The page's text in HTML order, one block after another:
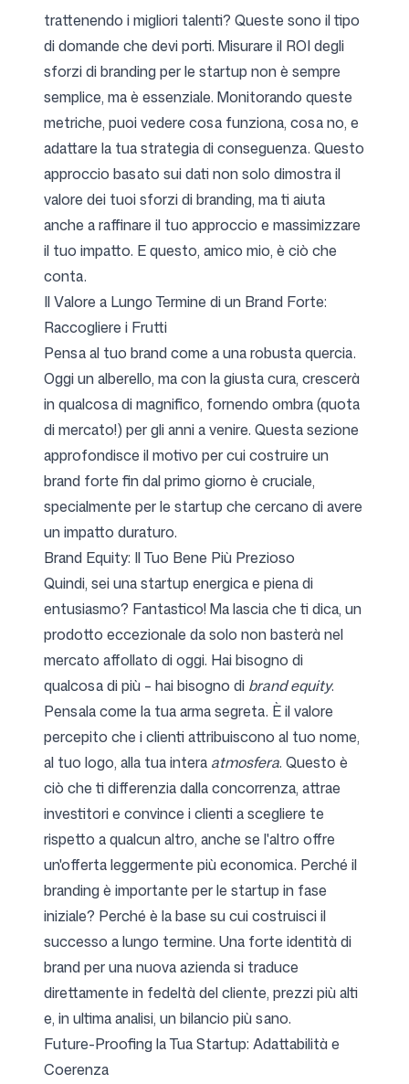
trattenendo i migliori talenti? Queste sono il tipo
di domande che devi porti. Misurare il ROI degli
sforzi di branding per le startup non è sempre
semplice, ma è essenziale. Monitorando queste
metriche, puoi vedere cosa funziona, cosa no, e
adattare la tua strategia di conseguenza. Questo
approccio basato sui dati non solo dimostra il
valore dei tuoi sforzi di branding, ma ti aiuta
anche a raffinare il tuo approccio e massimizzare
il tuo impatto. E questo, amico mio, è ciò che
conta.
Il Valore a Lungo Termine di un Brand Forte:
Raccogliere i Frutti
Pensa al tuo brand come a una robusta quercia.
Oggi un alberello, ma con la giusta cura, crescerà
in qualcosa di magnifico, fornendo ombra (quota
di mercato!) per gli anni a venire. Questa sezione
approfondisce il motivo per cui costruire un
brand forte fin dal primo giorno è cruciale,
specialmente per le startup che cercano di avere
un impatto duraturo.
Brand Equity: Il Tuo Bene Più Prezioso
Quindi, sei una startup energica e piena di
entusiasmo? Fantastico! Ma lascia che ti dica, un
prodotto eccezionale da solo non basterà nel
mercato affollato di oggi. Hai bisogno di
qualcosa di più – hai bisogno di brand equity.
Pensala come la tua arma segreta. È il valore
percepito che i clienti attribuiscono al tuo nome,
al tuo logo, alla tua intera atmosfera. Questo è
ciò che ti differenzia dalla concorrenza, attrae
investitori e convince i clienti a scegliere te
rispetto a qualcun altro, anche se l'altro offre
un'offerta leggermente più economica. Perché il
branding è importante per le startup in fase
iniziale? Perché è la base su cui costruisci il
successo a lungo termine. Una forte identità di
brand per una nuova azienda si traduce
direttamente in fedeltà del cliente, prezzi più alti
e, in ultima analisi, un bilancio più sano.
Future-Proofing la Tua Startup: Adattabilità e
Coerenza